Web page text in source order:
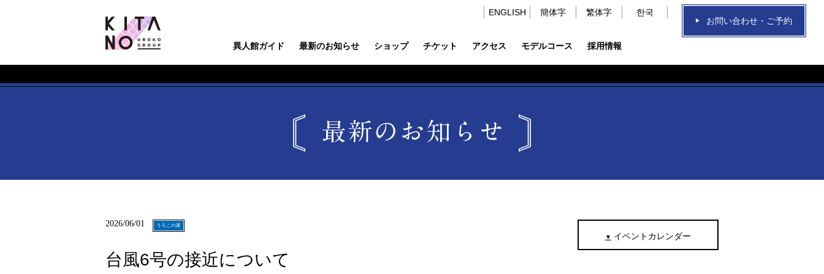
ENGLISH 簡体字 繁体字
한국
お問い合わせ・ご予約
異人館ガイド 最新のお知らせ ショップ チケット アクセス モデルコース 採用情報
2026/06/01 うろこの家
台風6号の接近について
▼ イベントカレンダー